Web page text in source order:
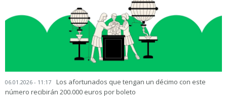
06.01.2026 - 11:17
Los afortunados que tengan un décimo con este
número recibirán 200.000 euros por boleto